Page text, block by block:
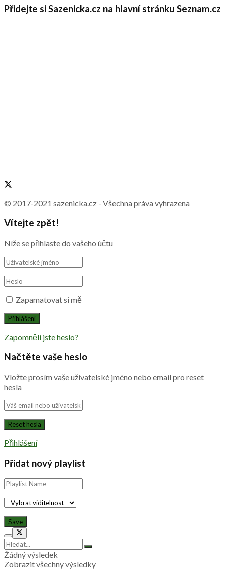
Přidejte si Sazenicka.cz na hlavní stránku Seznam.cz
© 2017-2021 sazenicka.cz - Všechna práva vyhrazena
Vítejte zpět!
Níže se přihlaste do vašeho účtu
Zapamatovat si mě
Zapomněli jste heslo?
Načtěte vaše heslo
Vložte prosím vaše uživatelské jméno nebo email pro reset
hesla
Přihlášení
Přidat nový playlist
Žádný výsledek
Zobrazit všechny výsledky